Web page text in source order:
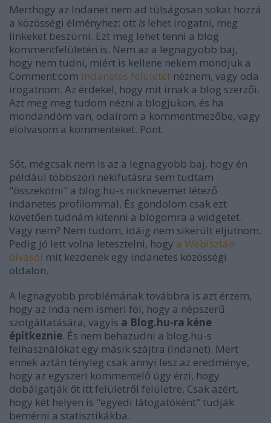
Merthogy az Indanet nem ad túlságosan sokat hozzá
a közösségi élményhez: ott is lehet irogatni, meg
linkeket beszúrni. Ezt meg lehet tenni a blog
kommentfelületén is. Nem az a legnagyobb baj,
hogy nem tudni, miért is kellene nekem mondjuk a
Comment:com indanetes felületét néznem, vagy oda
irogatnom. Az érdekel, hogy mit írnak a blog szerzői.
Azt meg meg tudom nézni a blogjukon, és ha
mondandóm van, odaírom a kommentmezőbe, vagy
elolvasom a kommenteket. Pont.
Sőt, mégcsak nem is az a legnagyobb baj, hogy én
például többszöri nekifutásra sem tudtam
"összekötni" a blog.hu-s nicknevemet létező
indanetes profilommal. És gondolom csak ezt
követően tudnám kitenni a blogomra a widgetet.
Vagy nem? Nem tudom, idáig nem sikerült eljutnom.
Pedig jó lett volna letesztelni, hogy a Webisztán
olvasói mit kezdenek egy indanetes közösségi
oldalon.
A legnagyobb problémának továbbra is azt érzem,
hogy az Inda nem ismeri föl, hogy a népszerű
szolgáltatására, vagyis a Blog.hu-ra kéne
építkeznie. És nem behazudni a blog.hu-s
felhasználókat egy másik szájtra (Indanet). Mert
ennek aztán tényleg csak annyi lesz az eredménye,
hogy az egyszeri kommentelő úgy érzi, hogy
dobálgatják őt itt felületről felületre. Csak azért,
hogy két helyen is "egyedi látogatóként" tudják
bemérni a statisztikákba.